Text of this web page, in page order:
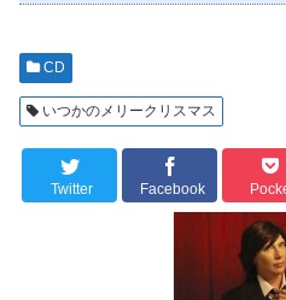
CD
いつかのメリークリスマス
Twitter Facebook